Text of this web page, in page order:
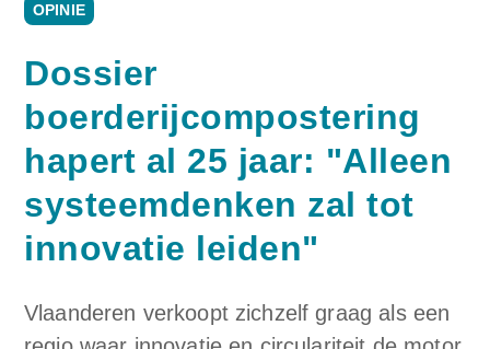
OPINIE
Dossier
boerderijcompostering
hapert al 25 jaar: "Alleen
systeemdenken zal tot
innovatie leiden"
Vlaanderen verkoopt zichzelf graag als een